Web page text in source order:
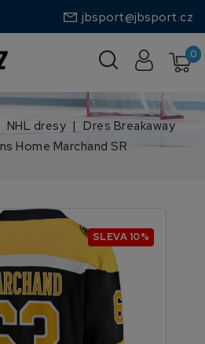
jbsport@jbsport.cz
0
NHL dresy
Dres Breakaway
Home Marchand SR
SLEVA 10%